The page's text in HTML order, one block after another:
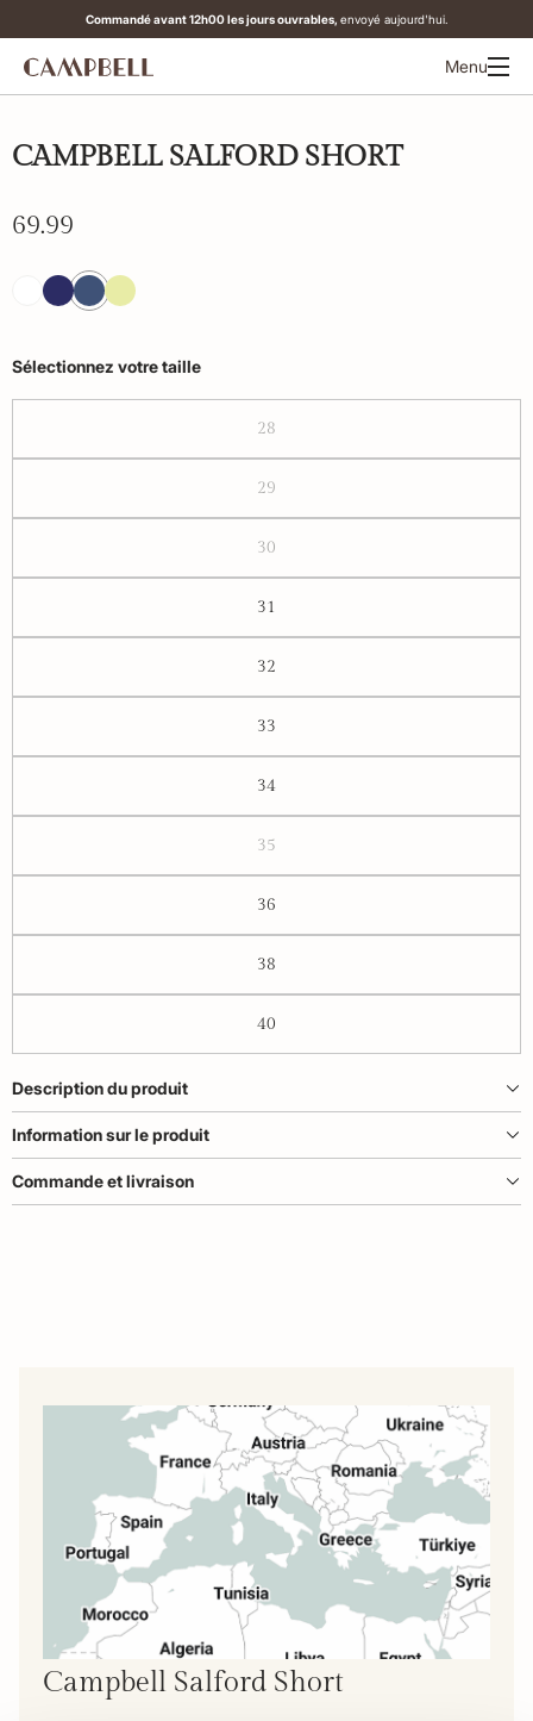
Commandé avant 12h00 les jours ouvrables, envoyé aujourd'hui.
Menu
CAMPBELL SALFORD SHORT
69.99
Sélectionnez votre taille
28
29
30
31
32
33
34
35
36
38
40
Description du produit
Information sur le produit
Commande et livraison
Campbell Salford Short